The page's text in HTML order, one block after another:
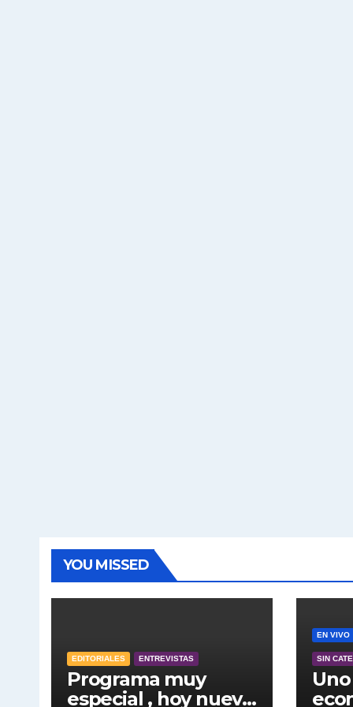
YOU MISSED
EDITORIALES ENTREVISTAS
Programa muy
especial , hoy nuevo
EN VIVO
SIN